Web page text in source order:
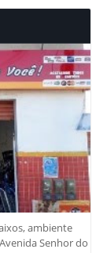
ambiente
Senhor do